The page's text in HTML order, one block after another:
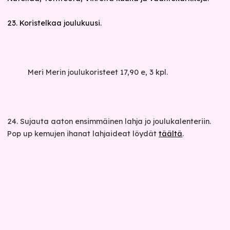
23. Koristelkaa joulukuusi.
Meri Merin joulukoristeet 17,90 e, 3 kpl.
24. Sujauta aaton ensimmäinen lahja jo joulukalenteriin.
Pop up kemujen ihanat lahjaideat löydättäältä.